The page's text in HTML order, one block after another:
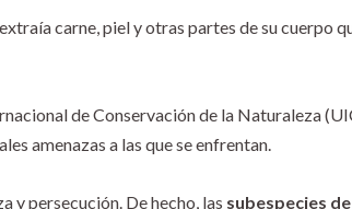
carne, piel y otras partes de su cuerpo
de Conservación de la Naturaleza
amenazas a las que se enfrentan.
y persecución. De hecho, las subespecies de